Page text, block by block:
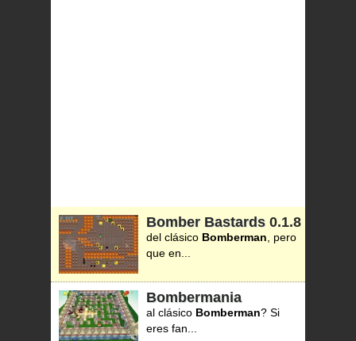
Bomber Bastards 0.1.8
del clásico Bomberman , pero
que en...
Bombermania
al clásico Bomberman? Si
eres fan...